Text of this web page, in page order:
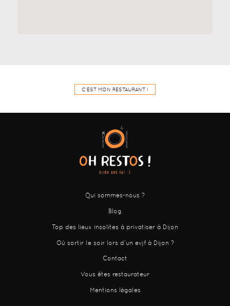
C'EST MON RESTAURANT !
Qui sommes-nous ?
Blog
Top des lieux insolites à privatiser à Dijon
Où sortir le soir lors d’un evjf à Dijon ?
Contact
Vous êtes restaurateur
Mentions légales